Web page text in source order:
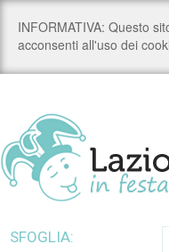
SFOGLIA: